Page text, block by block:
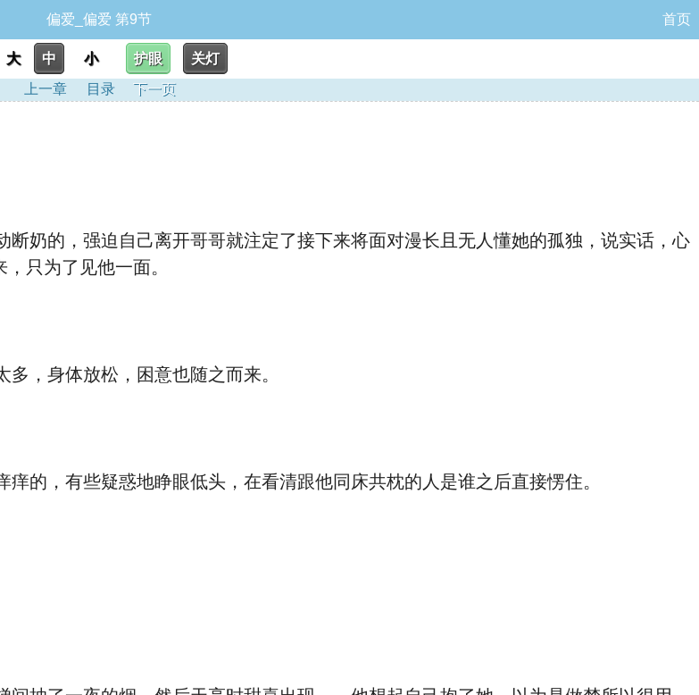
偏爱_偏爱 第9节 首页
大 中 小 护眼
关灯
上一章
目录 下一页
奶的，强迫自己离开哥哥就注定了接下来将面对漫长且无人懂她的孤独，说实话，心
只为了见他一面。
，身体放松，困意也随之而来。
的，有些疑惑地睁眼低头，在看清跟他同床共枕的人是谁之后直接愣住。